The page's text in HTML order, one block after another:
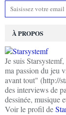
À PROPOS
Je suis
ma passion du jeu
avant tout" (http://
des interviews de
dessinée, musique
Voir le profil de